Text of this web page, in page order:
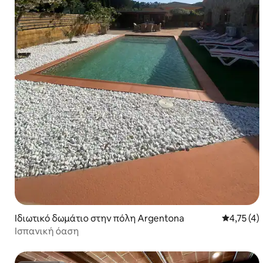
Ιδιωτικό δωμάτιο στην πόλη Argentona Μέση
4,75 (4)
Ισπανική όαση